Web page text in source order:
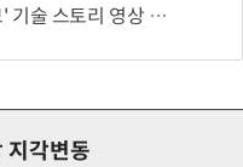
상 조회수 1000만뷰 돌파
지각변동